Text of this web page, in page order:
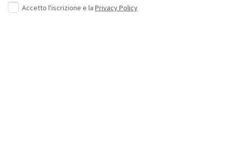
Accetto l'iscrizione e la Privacy Policy